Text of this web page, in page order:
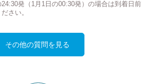
発（1月1日の00:30発）の場合は到着日前
さい。
その他の質問を見る